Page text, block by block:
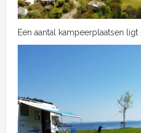
Een aantal kampeerplaatsen